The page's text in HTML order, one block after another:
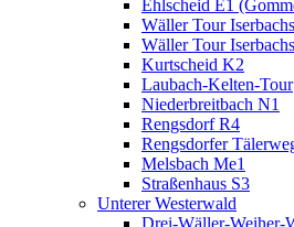
Ehlscheid E1
Wäller Tour
Wäller Tour
Kurtscheid K2
Laubach-Kelten-Tour
Niederbreitbach N1
Rengsdorf R4
Rengsdorfer
Melsbach Me1
Straßenhaus S3
Unterer Westerwald
Drei-Wäller-Weiher-